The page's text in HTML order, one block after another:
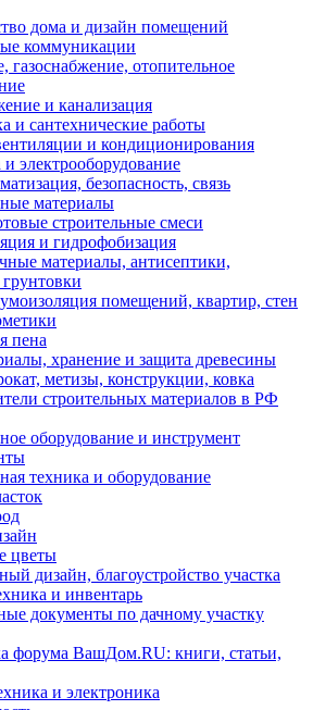
дома и дизайн помещений
коммуникации
газоснабжение, отопительное
и канализация
и сантехнические работы
и кондиционирования
электрооборудование
безопасность, связь
материалы
строительные смеси
и гидрофобизация
материалы, антисептики,
помещений, квартир, стен
пена
хранение и защита древесины
метизы, конструкции, ковка
строительных материалов в РФ
оборудование и инструмент
техника и оборудование
цветы
дизайн, благоустройство участка
и инвентарь
документы по дачному участку
форума ВашДом.RU: книги, статьи,
и электроника